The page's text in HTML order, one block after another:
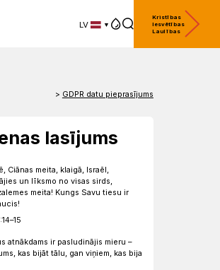
LV
Kristības
Iesvētības
Laulības
> GDPR datu pieprasījums
lasījums
Ciānas meita, klaigā, Israēl,
un līksmo no visas sirds,
meita! Kungs Savu tiesu ir
atnākdams ir pasludinājis mieru –
kas bijāt tālu, gan viņiem, kas bija